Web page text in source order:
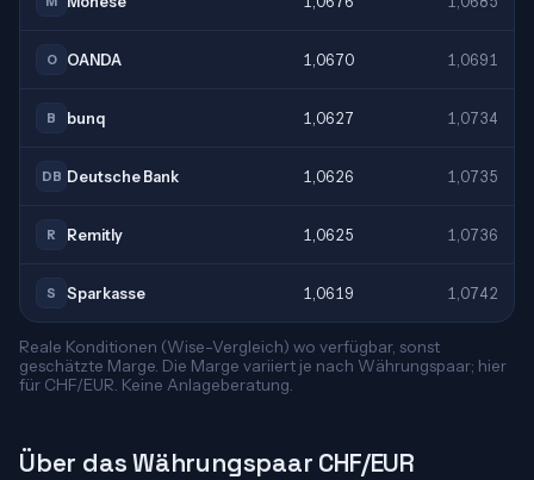
O OANDA 1,0670 1,0691
B bunq 1,0627 1,0734
DB Deutsche Bank 1,0626 1,0735
R Remitly 1,0625 1,0736
S Sparkasse 1,0619 1,0742
Reale Konditionen (Wise-Vergleich) wo verfügbar, sonst
geschätzte Marge. Die Marge variiert je nach Währungspaar; hier
für CHF/EUR. Keine Anlageberatung.
Über das Währungspaar CHF/EUR